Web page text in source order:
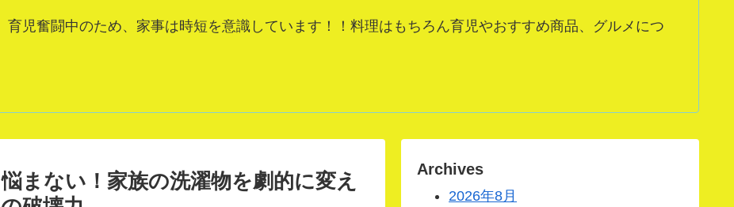
育児奮闘中のため、家事は時短を意識しています！！料理はもちろん育児やおすすめ商品、グルメにつ
まない！家族の洗濯物を劇的に変え
Archives
2026年8月